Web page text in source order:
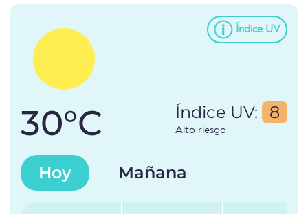
Índice UV
30°C Índice UV: 8
Alto riesgo
Hoy Mañana